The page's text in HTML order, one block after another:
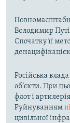
Володимир
Спочатку її
Російська
об’єкти. При
флот і
Руйнуванням
цивільної